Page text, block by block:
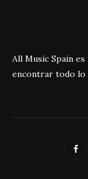
All Music Spain
encontrar todo lo